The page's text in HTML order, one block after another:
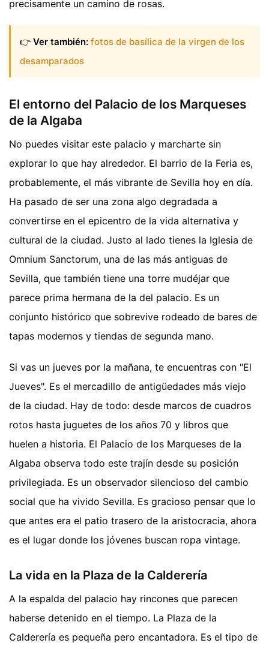
precisamente un camino de rosas.
👉 Ver también: fotos de basílica de la virgen de los
desamparados
El entorno del Palacio de los Marqueses
de la Algaba
No puedes visitar este palacio y marcharte sin
explorar lo que hay alrededor. El barrio de la Feria es,
probablemente, el más vibrante de Sevilla hoy en día.
Ha pasado de ser una zona algo degradada a
convertirse en el epicentro de la vida alternativa y
cultural de la ciudad. Justo al lado tienes la Iglesia de
Omnium Sanctorum, una de las más antiguas de
Sevilla, que también tiene una torre mudéjar que
parece prima hermana de la del palacio. Es un
conjunto histórico que sobrevive rodeado de bares de
tapas modernos y tiendas de segunda mano.
Si vas un jueves por la mañana, te encuentras con "El
Jueves". Es el mercadillo de antigüedades más viejo
de la ciudad. Hay de todo: desde marcos de cuadros
rotos hasta juguetes de los años 70 y libros que
huelen a historia. El Palacio de los Marqueses de la
Algaba observa todo este trajín desde su posición
privilegiada. Es un observador silencioso del cambio
social que ha vivido Sevilla. Es gracioso pensar que lo
que antes era el patio trasero de la aristocracia, ahora
es el lugar donde los jóvenes buscan ropa vintage.
La vida en la Plaza de la Calderería
A la espalda del palacio hay rincones que parecen
haberse detenido en el tiempo. La Plaza de la
Calderería es pequeña pero encantadora. Es el tipo de